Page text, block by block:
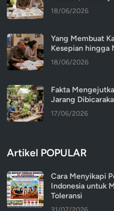
18/06/2026
Yang Membuat
Kesepian hingga
18/06/2026
Fakta
Jarang
17/06/2026
Artikel POPULAR
Cara Menyikapi
Indonesia untuk
Toleransi